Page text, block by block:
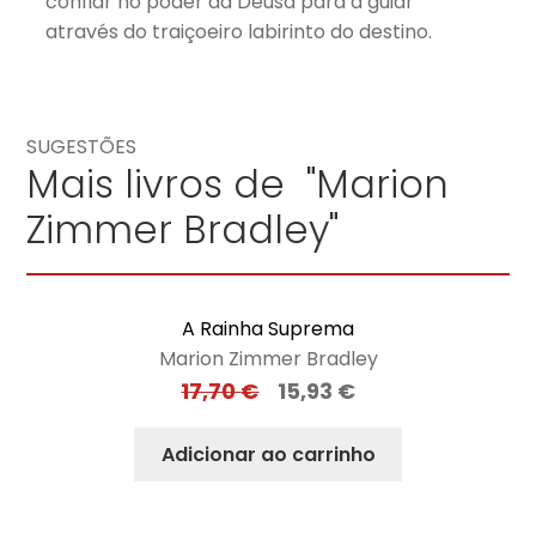
através do traiçoeiro labirinto do destino.
SUGESTÕES
Mais livros de "Marion
Zimmer Bradley"
A Rainha Suprema
Marion Zimmer Bradley
17,70€ 15,93 €
Adicionar ao carrinho